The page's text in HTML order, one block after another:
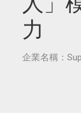
力
企業名稱：